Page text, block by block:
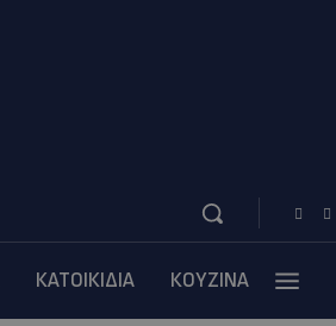
ΚΑΤΟΙΚΙΔΙΑ ΚΟΥΖΙΝΑ